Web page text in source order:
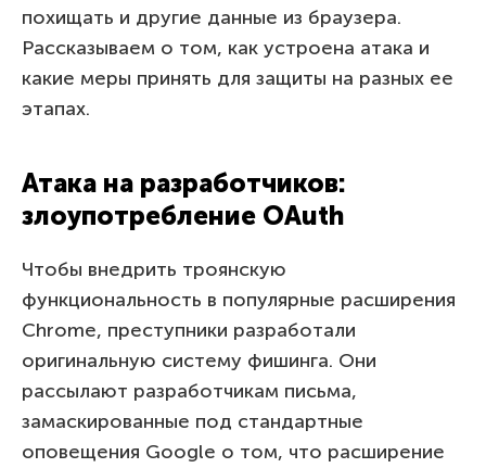
похищать и другие данные из браузера.
Рассказываем о том, как устроена атака и
какие меры принять для защиты на разных ее
этапах.
Атака на разработчиков:
злоупотребление OAuth
Чтобы внедрить троянскую
функциональность в популярные расширения
Chrome, преступники разработали
оригинальную систему фишинга. Они
рассылают разработчикам письма,
замаскированные под стандартные
оповещения Google о том, что расширение